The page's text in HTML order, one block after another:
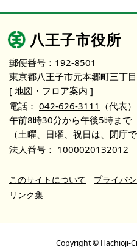
八王子市役所
郵便番号：192-8501
東京都八王子市元本郷町三丁
[ 地図・フロア案内 ]
電話： 042-626-3111 （代表）
午前8時30分から午後5時まで
（土曜、日曜、祝日は、閉庁で
法人番号： 1000020132012
このサイトについて プライバ
リンク集
Copyright © Hachioji-